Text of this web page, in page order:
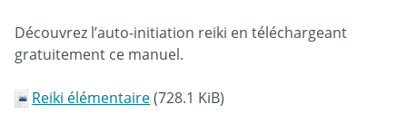
Découvrez l’auto-initiation reiki en téléchargeant
gratuitement ce manuel.
Reiki élémentaire(728.1 KiB)